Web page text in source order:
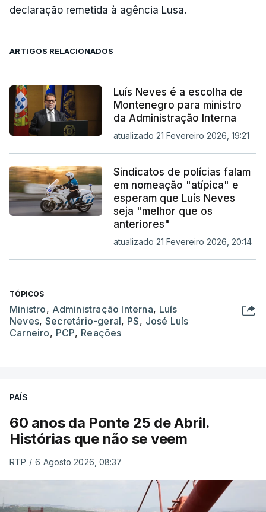
declaração remetida à agência Lusa.
ARTIGOS RELACIONADOS
Luís Neves é a escolha de
Montenegro para ministro
da Administração Interna
atualizado 21 Fevereiro 2026, 19:21
Sindicatos de polícias falam
em nomeação "atípica" e
esperam que Luís Neves
seja "melhor que os
anteriores"
atualizado 21 Fevereiro 2026, 20:14
TÓPICOS
Ministro, Administração Interna, Luís
Neves, Secretário-geral, PS, José Luís
Carneiro, PCP, Reações
PAÍS
60 anos da Ponte 25 de Abril.
Histórias que não se veem
RTP / 6 Agosto 2026, 08:37